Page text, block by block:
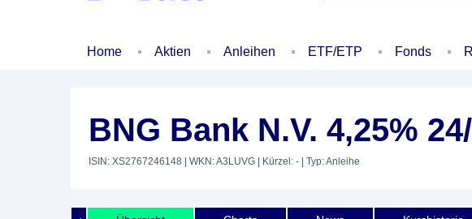
Home Aktien Anleihen ETF/ETP Fonds
BNG Bank N.V. 4,25%
ISIN: XS2767246148 | WKN: A3LUVG | Kürzel: - | Typ: Anleihe